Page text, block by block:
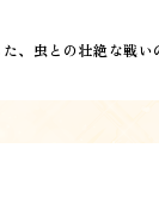
、虫との壮絶な戦い